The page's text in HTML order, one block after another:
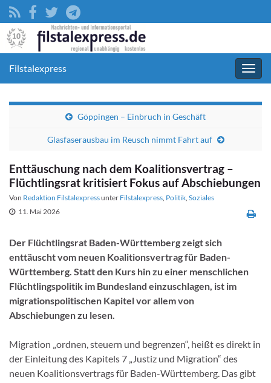
Filstalexpress
Göppingen – Einbruch in Geschäft
Glasfaserausbau im Reusch nimmt Fahrt auf
Enttäuschung nach dem Koalitionsvertrag –
Flüchtlingsrat kritisiert Fokus auf Abschiebungen
Von Redaktion Filstalexpressunter Filstalexpress, Politik, Soziales
11. Mai 2026
Der Flüchtlingsrat Baden-Württemberg zeigt sich
enttäuscht vom neuen Koalitionsvertrag für Baden-
Württemberg. Statt den Kurs hin zu einer menschlichen
Flüchtlingspolitik im Bundesland einzuschlagen, ist im
migrationspolitischen Kapitel vor allem von
Abschiebungen zu lesen.
Migration „ordnen, steuern und begrenzen“, heißt es direkt in
der Einleitung des Kapitels 7 „Justiz und Migration“ des
neuen Koalitionsvertrags für Baden-Württemberg. Das gibt